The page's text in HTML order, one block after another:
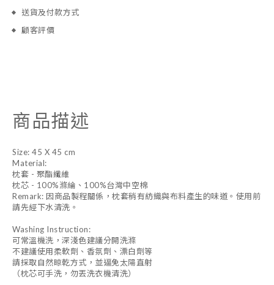
送貨及付款方式
顧客評價
商品描述
Size: 45 X 45 cm
Material:
枕套 - 聚酯纖維
枕芯 - 100%滌綸、100%台灣中空棉
Remark: 因商品製程關係，枕套稍有紡織與布料產生的味道。使用前
請先經下水清洗。
Washing Instruction:
可常溫機洗，深淺色建議分開洗滌
不建議使用柔軟劑、香氛劑、漂白劑等
請採取自然晾乾方式，並逼免太陽直射
（枕芯可手洗，勿丟洗衣機清洗）